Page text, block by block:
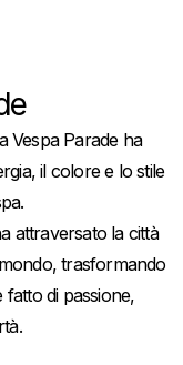
Vespa Parade ha
il colore e lo stile
attraversato la città
trasformando
di passione,